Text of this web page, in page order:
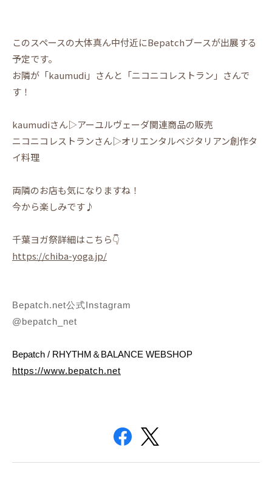
このスペースの大体真ん中付近にBepatchブースが出展する
予定です。
お隣が「kaumudi」さんと「ニコニコレストラン」さんで
す！
kaumudiさん▷アーユルヴェーダ関連商品の販売
ニコニコレストランさん▷オリエンタルベジタリアン創作タ
イ料理
両隣のお店も気になりますね！
今から楽しみです♪
千葉ヨガ祭詳細はこちら👇
https://chiba-yoga.jp/
Bepatch.net公式Instagram
@bepatch_net
Bepatch / RHYTHM＆BALANCE WEBSHOP
https://www.bepatch.net